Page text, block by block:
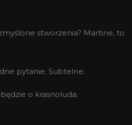
stworzenia? Martine, to
pytanie. Subtelne.
o krasnoluda.